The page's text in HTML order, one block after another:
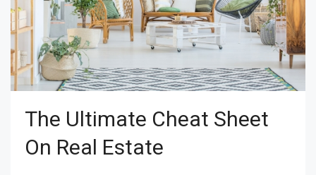
The Ultimate Cheat Sheet
On Real Estate